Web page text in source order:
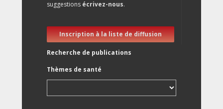
suggestions écrivez-nous.
Inscription à la liste de diffusion
Recherche de publications
Thèmes de santé